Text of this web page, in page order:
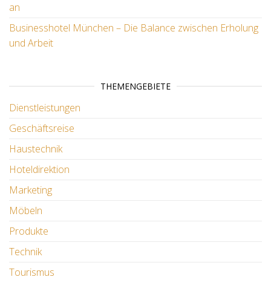
an
Businesshotel München – Die Balance zwischen Erholung
und Arbeit
THEMENGEBIETE
Dienstleistungen
Geschäftsreise
Haustechnik
Hoteldirektion
Marketing
Möbeln
Produkte
Technik
Tourismus